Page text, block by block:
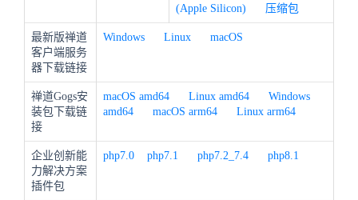
(Apple Silicon)
压缩包
最新版禅道
客户端服务
器下载链接
Windows Linux macOS
禅道Gogs安
装包下载链
接
macOS amd64 Linux amd64
Windows
amd64
macOS arm64 Linux arm64
企业创新能
力解决方案
插件包
php7.0 php7.1 php7.2_7.4 php8.1